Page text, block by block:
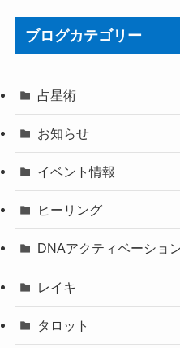
ブログカテゴリー
占星術
お知らせ
イベント情報
ヒーリング
DNAアクティベーショ
レイキ
タロット